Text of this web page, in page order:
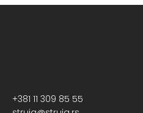
+381 11 309 85 55